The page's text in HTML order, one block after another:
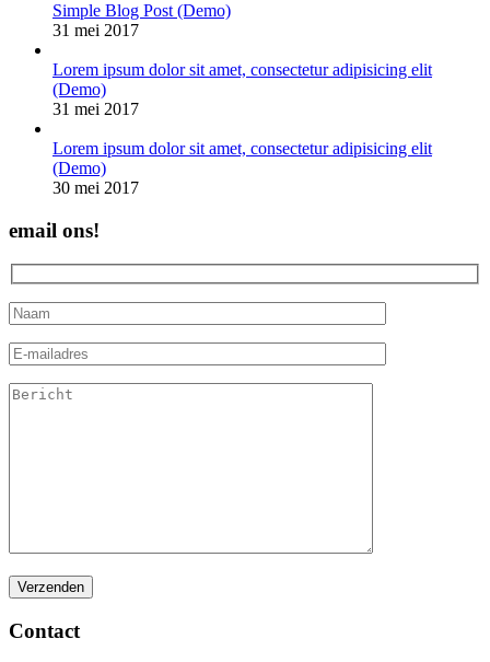
Simple Blog Post (Demo)
31 mei 2017
Lorem ipsum dolor sit amet, consectetur adipisicing elit
(Demo)
31 mei 2017
Lorem ipsum dolor sit amet, consectetur adipisicing elit
(Demo)
30 mei 2017
email ons!
Contact